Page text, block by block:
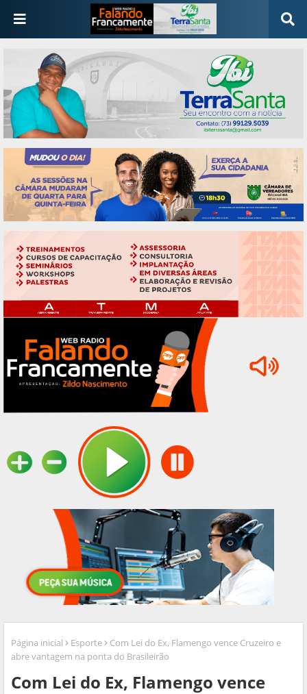
Página inicial Esporte
Com Lei do Ex, Flamengo vence Cruzeiro e
abre vantagem na ponta do Brasileirão
Com Lei do Ex, Flamengo vence